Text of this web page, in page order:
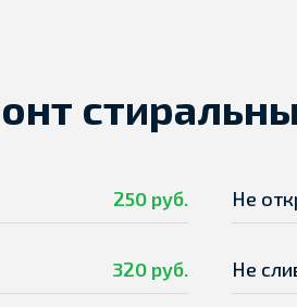
250 руб.
320 руб.
Не
Не